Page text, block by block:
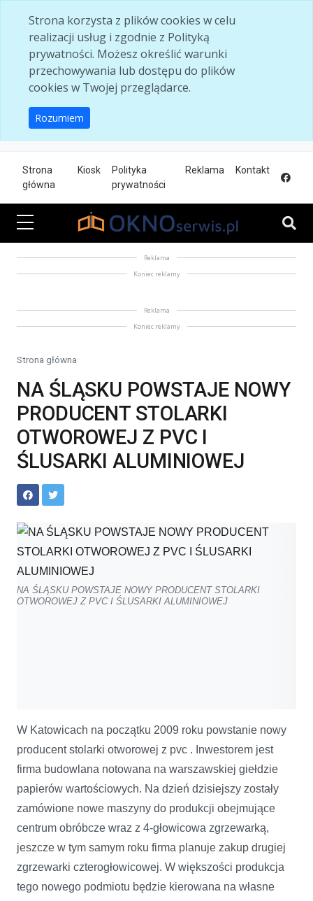
Strona korzysta z plików cookies w celu
realizacji usług i zgodnie z Polityką
prywatności. Możesz określić warunki
przechowywania lub dostępu do plików
cookies w Twojej przeglądarce.
Rozumiem
Strona
główna
Kiosk
Polityka
prywatności
Reklama Kontakt
Reklama
Koniec reklamy
Reklama
Koniec reklamy
Strona główna
NA ŚLĄSKU POWSTAJE NOWY
PRODUCENT STOLARKI
OTWOROWEJ Z PVC I
ŚLUSARKI ALUMINIOWEJ
NA ŚLĄSKU POWSTAJE NOWY PRODUCENT STOLARKI
OTWOROWEJ Z PVC I ŚLUSARKI ALUMINIOWEJ
W Katowicach na początku 2009 roku powstanie nowy
producent stolarki otworowej z pvc . Inwestorem jest
firma budowlana notowana na warszawskiej giełdzie
papierów wartościowych. Na dzień dzisiejszy zostały
zamówione nowe maszyny do produkcji obejmujące
centrum obróbcze wraz z 4-głowicowa zgrzewarką,
jeszcze w tym samym roku firma planuje zakup drugiej
zgrzewarki czterogłowicowej. W większości produkcja
tego nowego podmiotu będzie kierowana na własne